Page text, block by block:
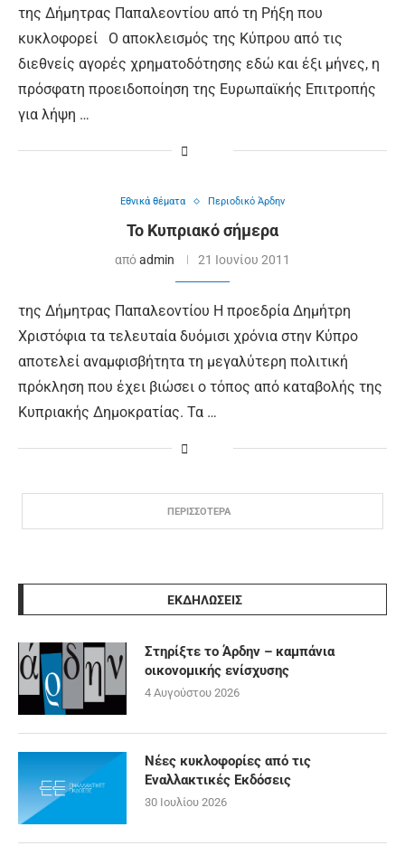
της Δήμητρας Παπαλεοντίου από τη Ρήξη που
κυκλοφορεί Ο αποκλεισμός της Κύπρου από τις
διεθνείς αγορές χρηματοδότησης εδώ και έξι μήνες, η
πρόσφατη προειδοποίηση της Ευρωπαϊκής Επιτροπής
για λήψη …
Εθνικά θέματα Περιοδικό Άρδην
Το Κυπριακό σήμερα
απόadmin 21 Ιουνίου 2011
της Δήμητρας Παπαλεοντίου Η προεδρία Δημήτρη
Χριστόφια τα τελευταία δυόμισι χρόνια στην Κύπρο
αποτελεί αναμφισβήτητα τη μεγαλύτερη πολιτική
πρόκληση που έχει βιώσει ο τόπος από καταβολής της
Κυπριακής Δημοκρατίας. Τα …
ΠΕΡΙΣΣΟΤΕΡΑ
ΕΚΔΗΛΩΣΕΙΣ
Στηρίξτε το Άρδην – καμπάνια
οικονομικής ενίσχυσης
4 Αυγούστου 2026
Νέες κυκλοφορίες από τις
Εναλλακτικές Εκδόσεις
30 Ιουλίου 2026